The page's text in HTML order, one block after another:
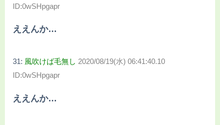
ID:0wSHpgapr
ええんか…
31: 風吹けば毛無し 2020/08/19(水) 06:41:40.10
ID:0wSHpgapr
ええんか…